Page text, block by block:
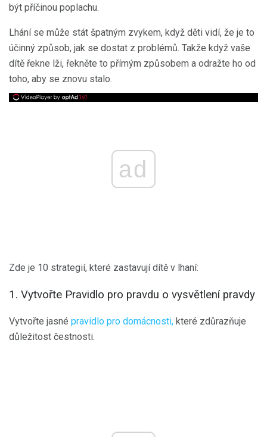
být příčinou poplachu.
Lhání se může stát špatným zvykem, když děti vidí, že je to
účinný způsob, jak se dostat z problémů. Takže když vaše
dítě řekne lži, řekněte to přímým způsobem a odražte ho od
toho, aby se znovu stalo.
ad
Zde je 10 strategií, které zastavují dítě v lhaní:
1. Vytvořte Pravidlo pro pravdu o vysvětlení pravdy
Vytvořte jasné pravidlo pro domácnosti, které zdůrazňuje
důležitost čestnosti.